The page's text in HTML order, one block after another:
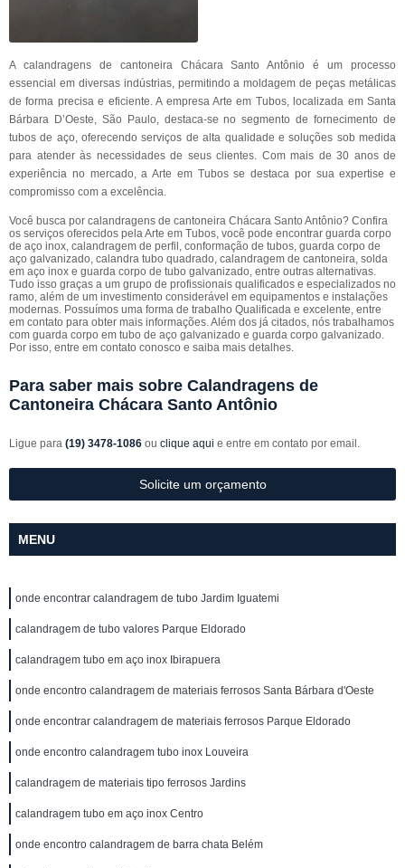
A calandragens de cantoneira Chácara Santo Antônio é um processo
essencial em diversas indústrias, permitindo a moldagem de peças metálicas
de forma precisa e eficiente. A empresa Arte em Tubos, localizada em Santa
Bárbara D’Oeste, São Paulo, destaca-se no segmento de fornecimento de
tubos de aço, oferecendo serviços de alta qualidade e soluções sob medida
para atender às necessidades de seus clientes. Com mais de 30 anos de
experiência no mercado, a Arte em Tubos se destaca por sua expertise e
compromisso com a excelência.
Você busca por calandragens de cantoneira Chácara Santo Antônio? Confira
os serviços oferecidos pela Arte em Tubos, você pode encontrar guarda corpo
de aço inox, calandragem de perfil, conformação de tubos, guarda corpo de
aço galvanizado, calandra tubo quadrado, calandragem de cantoneira, solda
em aço inox e guarda corpo de tubo galvanizado, entre outras alternativas.
Tudo isso graças a um grupo de profissionais qualificados e especializados no
ramo, além de um investimento considerável em equipamentos e instalações
modernas. Possuímos uma forma de trabalho Qualificada e excelente, entre
em contato para obter mais informações. Além dos já citados, nós trabalhamos
com guarda corpo em tubo de aço galvanizado e guarda corpo galvanizado.
Por isso, entre em contato conosco e saiba mais detalhes.
Para saber mais sobre Calandragens de
Cantoneira Chácara Santo Antônio
Ligue para (19) 3478-1086 ou clique aqui e entre em contato por email.
Solicite um orçamento
MENU
onde encontrar calandragem de tubo Jardim Iguatemi
calandragem de tubo valores Parque Eldorado
calandragem tubo em aço inox Ibirapuera
onde encontro calandragem de materiais ferrosos Santa Bárbara d'Oeste
onde encontrar calandragem de materiais ferrosos Parque Eldorado
onde encontro calandragem tubo inox Louveira
calandragem de materiais tipo ferrosos Jardins
calandragem tubo em aço inox Centro
onde encontro calandragem de barra chata Belém